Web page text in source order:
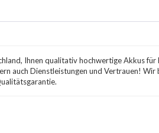
Ihnen qualitativ hochwertige Akkus
auch Dienstleistungen und Vertrauen!